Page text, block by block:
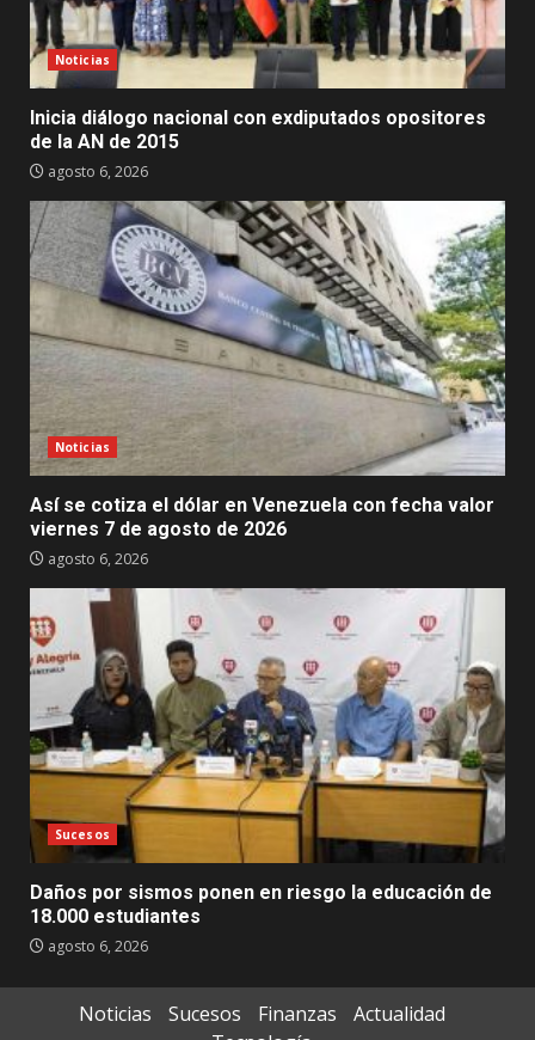
Noticias
Inicia diálogo nacional con exdiputados opositores
de la AN de 2015
agosto 6, 2026
Noticias
Así se cotiza el dólar en Venezuela con fecha valor
viernes 7 de agosto de 2026
agosto 6, 2026
Sucesos
Daños por sismos ponen en riesgo la educación de
18.000 estudiantes
agosto 6, 2026
Noticias Sucesos Finanzas
Actualidad